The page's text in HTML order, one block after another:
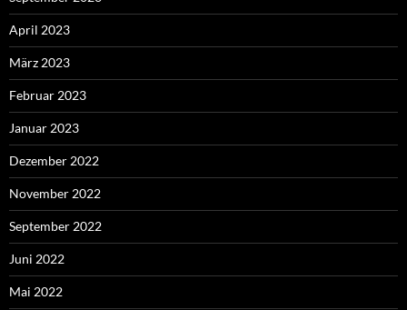
April 2023
März 2023
Februar 2023
Januar 2023
Dezember 2022
November 2022
September 2022
Juni 2022
Mai 2022